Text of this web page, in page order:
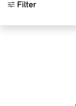
Filter